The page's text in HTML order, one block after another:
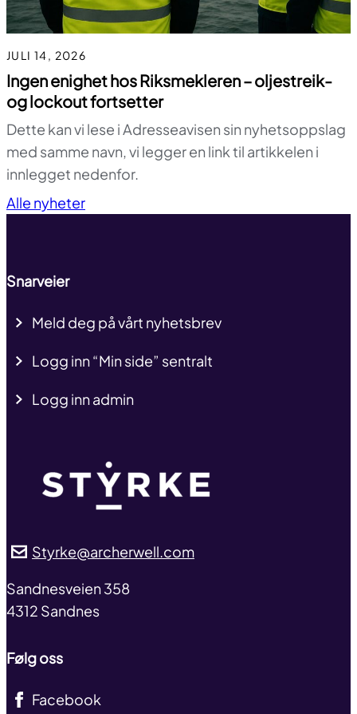
JULI 14, 2026
Ingen enighet hos Riksmekleren – oljestreik-
og lockout fortsetter
Dette kan vi lese i Adresseavisen sin nyhetsoppslag
med samme navn, vi legger en link til artikkelen i
innlegget nedenfor.
Alle nyheter
Snarveier
Meld deg på vårt nyhetsbrev
Logg inn “Min side” sentralt
Logg inn admin
Styrke@archerwell.com
address
Sandnesveien 358
4312 Sandnes
Følg oss
Facebook